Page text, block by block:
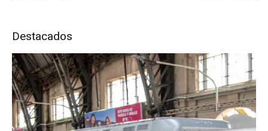
Destacados